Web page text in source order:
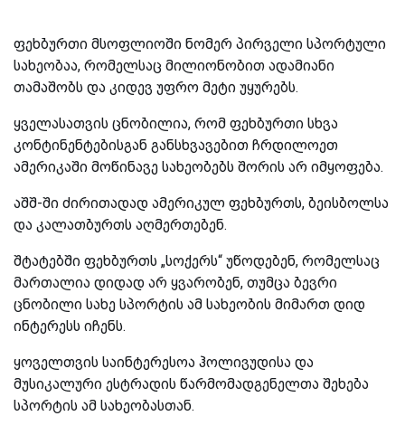
ფეხბურთი მსოფლიოში ნომერ პირველი სპორტული
სახეობაა, რომელსაც მილიონობით ადამიანი
თამაშობს და კიდევ უფრო მეტი უყურებს.
ყველასათვის ცნობილია, რომ ფეხბურთი სხვა
კონტინენტებისგან განსხვავებით ჩრდილოეთ
ამერიკაში მოწინავე სახეობებს შორის არ იმყოფება.
აშშ-ში ძირითადად ამერიკულ ფეხბურთს, ბეისბოლსა
და კალათბურთს აღმერთებენ.
შტატებში ფეხბურთს „სოქერს“ უწოდებენ, რომელსაც
მართალია დიდად არ ყვარობენ, თუმცა ბევრი
ცნობილი სახე სპორტის ამ სახეობის მიმართ დიდ
ინტერესს იჩენს.
ყოველთვის საინტერესოა ჰოლივუდისა და
მუსიკალური ესტრადის წარმომადგენელთა შეხება
სპორტის ამ სახეობასთან.